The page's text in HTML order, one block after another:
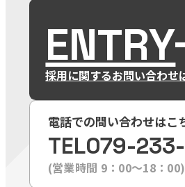
ENTRY
採用に関するお問い合わせ
電話での問い合わせはこ
TEL079-
(営業時間 9：00〜18：00)